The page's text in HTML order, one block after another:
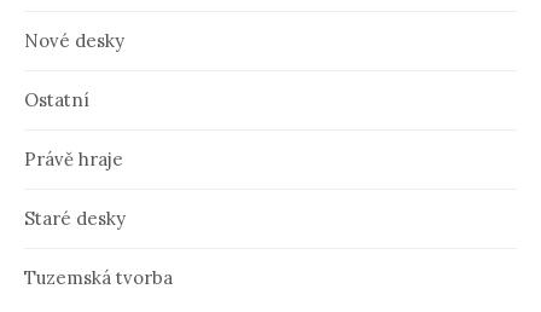
Nové desky
Ostatní
Právě hraje
Staré desky
Tuzemská tvorba